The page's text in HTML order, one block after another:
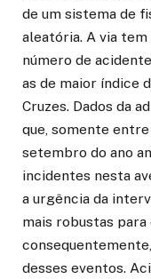
de um sistema de
aleatória. A via
número de
as de maior índice
Cruzes. Dados da
que, somente
setembro do ano
incidentes nesta
a urgência da
mais robustas
desses eventos.